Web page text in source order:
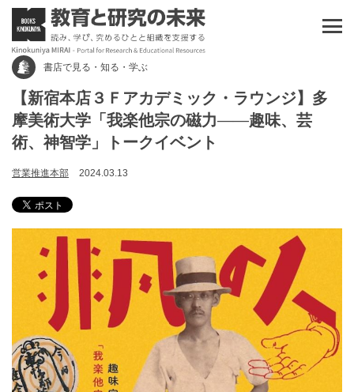
書店で見る・知る・学ぶ
【新宿本店３Ｆアカデミック・ラウンジ】多
摩美術大学「我楽他宗の磁力――趣味、芸
術、神智学」トークイベント
営業推進本部 2024.03.13